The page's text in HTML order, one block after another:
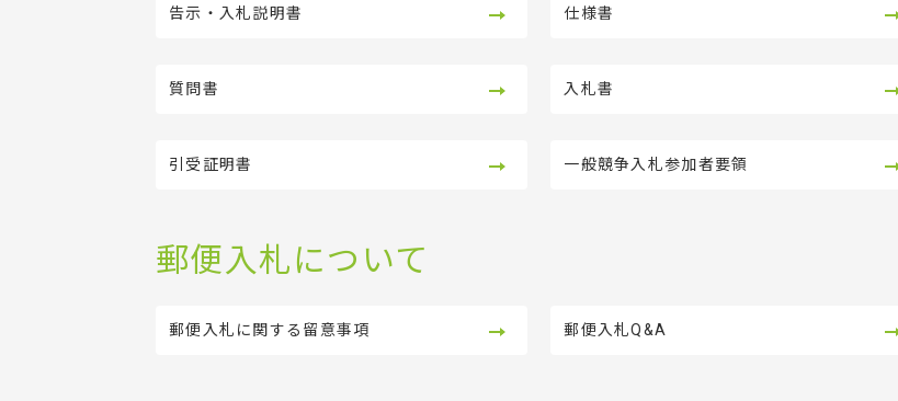
告示・入札説明書 仕様書
質問書 入札書
引受証明書 一般競争入札参加者要領
郵便入札について
郵便入札に関する留意事項 郵便入札Q&A